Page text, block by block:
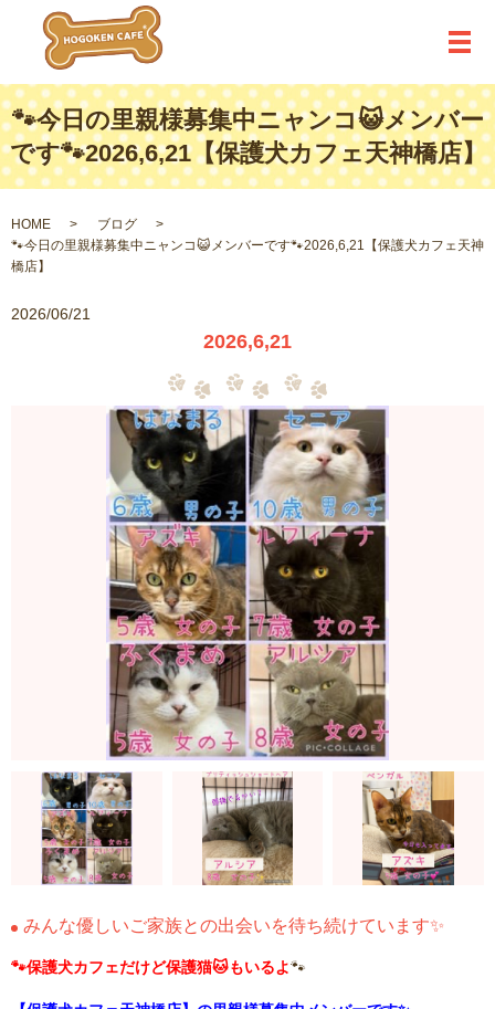
メ
🐾今日の里親様募集中ニャンコ😺メンバー
です🐾2026,6,21【保護犬カフェ天神橋店】
HOME
ブログ
🐾今日の里親様募集中ニャンコ😺メンバーです🐾2026,6,21【保護犬カフェ天神
橋店】
2026/06/21
2026,6,21
みんな優しいご家族との出会いを待ち続けています✨
🐾保護犬カフェだけど保護猫🐱もいるよ🐾